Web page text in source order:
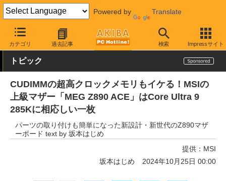
Powered by Translate
カテゴリ 過去記事 検索 Impressサイト
AKIBA PC Hotline! PCパーツ マザーボード MSI
トピック
CUDIMMの超高クロックメモリもイケる！MSIの
上級マザー「MEG Z890 ACE」はCore Ultra 9
285Kに相応しい一枚
パーツの取り付けも簡単になった新設計・新世代のZ890マザ
ーボード text by 坂本はじめ
提供： MSI
坂本はじめ
2024年10月25日 00:00